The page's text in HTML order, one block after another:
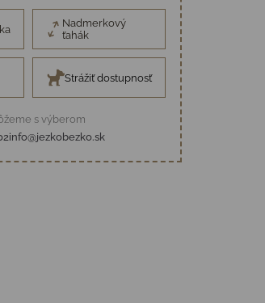
Nadmerkový
ťahák
Strážiť dostupnosť
s výberom
info@jezkobezko.sk